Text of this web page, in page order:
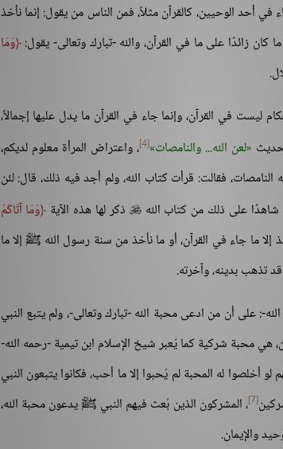
أحد الوحيين، كالقرآن مثلاً، فمن الناس من يقول: إنما نأخذ
كان زائدًا على ما في القرآن، والله -تبارك وتعالى- يقول: وَمَا
في القرآن، وإنما جاء في القرآن ما يدل عليها إجمالاً،
لعن الله... والنامصات [4] ، واعتراض المرأة معلوم لديكم،
النامصات، فقالت: قرأت كتاب الله، ولم أجد فيه ذلك، قال: لئن
شاهدًا على ذلك من كتاب الله ذكر لها هذه الآية وَمَا آتَاكُمُ
نأخذ إلا ما جاء في القرآن، أو ما نأخذ من سنة رسول الله ﷺ إلا ما
تذهب بدينه، وآخرته.
: على أن من ادعى محبة الله -تبارك وتعالى-، ولم يتبع النبي
هي محبة شركية كما يُعبر شيخ الإسلام ابن تيمية -رحمه الله-
أخلصوا له المحبة لم يُحبوا إلا ما أحب، فكانوا يتبعون النبي
[7] ، المشركون الذين بُعث فيهم النبي ﷺ يدعون محبة الله،
والإيمان.